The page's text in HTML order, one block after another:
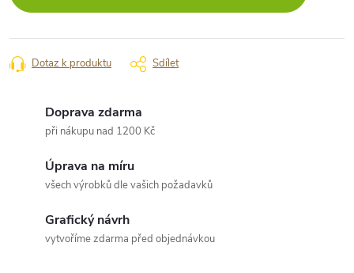
Dotaz k produktu Sdílet
Doprava zdarma
při nákupu nad 1200 Kč
Úprava na míru
všech výrobků dle vašich požadavků
Grafický návrh
vytvoříme zdarma před objednávkou